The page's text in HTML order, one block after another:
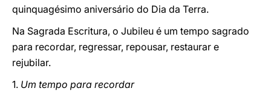
quinquagésimo aniversário do Dia da Terra.
Na Sagrada Escritura, o Jubileu é um tempo sagrado
para recordar, regressar, repousar, restaurar e
rejubilar.
1. Um tempo para recordar